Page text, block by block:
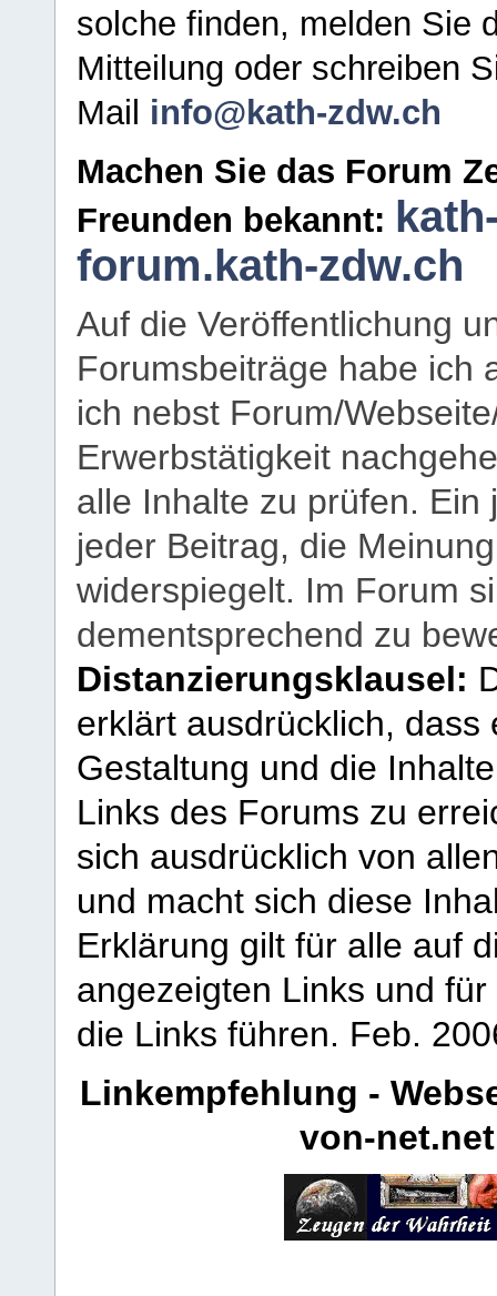
solche finden, melden Sie
Mitteilung oder schreiben
Mail info@kath-zdw.ch
Machen Sie das Forum
Freunden bekannt:
forum.kath-zdw.ch
Auf die Veröffentlichung
Forumsbeiträge habe ich
ich nebst Forum/
Erwerbstätigkeit
alle Inhalte zu prüfen.
jeder Beitrag, die
widerspiegelt. Im Forum
dementsprechend zu
Distanzierungsklausel:
erklärt ausdrücklich,
Gestaltung und die
Links des Forums zu
sich ausdrücklich von
und macht sich diese
Erklärung gilt für alle auf
angezeigten Links und
die Links führen. Feb.
Linkempfehlung -
von-net.net